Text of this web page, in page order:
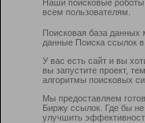
Наши поисковые роботы
всем пользователям.
Поисковая база
данные Поиска ссылок
У вас есть сайт и вы
вы запустите проект,
алгоритмы поисковых
Мы предоставляем
Биржу ссылок. Где бы
улучшить